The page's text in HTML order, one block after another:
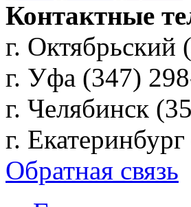
Контактные
г. Октябрьский
г. Уфа (347)
г. Челябинск
г.
Обратная связь